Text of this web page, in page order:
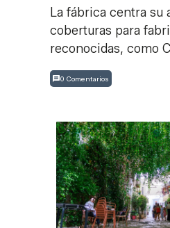
La fábrica centra
coberturas para
reconocidas, como
0 Comentarios